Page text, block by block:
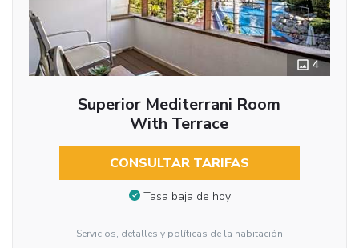
4
Superior Mediterrani Room
With Terrace
CONSULTAR TARIFAS
Tasa baja de hoy
Servicios, detalles y políticas de la habitación